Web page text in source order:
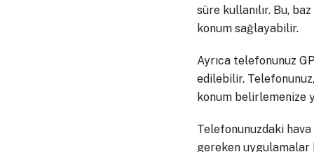
süre kullanılır. Bu,
konum sağlayabilir.
Ayrıca telefonunuz
edilebilir.
konum belirlemenize
Telefonunuzdaki hava
gereken uygulamalar